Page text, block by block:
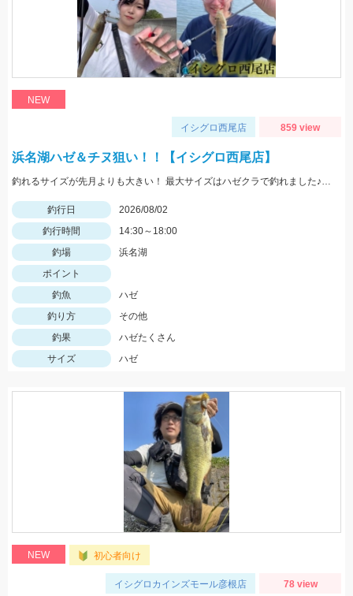
NEW
イシグロ西尾店 859 view
浜名湖ハゼ＆チヌ狙い！！【イシグロ西尾店】
釣れるサイズが先月よりも大きい！ 最大サイズはハゼクラで釣れました♪ 夕マヅメは一面ボイルだらけ！！果たして結果は...
釣行日
2026/08/02
釣行時間
14:30～18:00
釣場
浜名湖
ポイント
釣魚
ハゼ
釣り方
その他
釣果
ハゼたくさん
サイズ
ハゼ
NEW 初心者向け
イシグロカインズモール彦根店 78 view